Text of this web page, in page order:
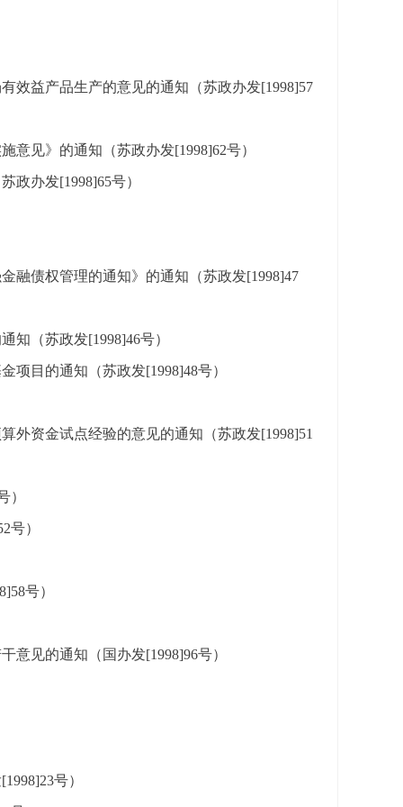
效益产品生产的意见的通知（苏政办发[1998]57
意见》的通知（苏政办发[1998]62号）
政办发[1998]65号）
融债权管理的通知》的通知（苏政发[1998]47
知（苏政发[1998]46号）
项目的通知（苏政发[1998]48号）
外资金试点经验的意见的通知（苏政发[1998]51
）
号）
号）
意见的通知（国办发[1998]96号）
号）